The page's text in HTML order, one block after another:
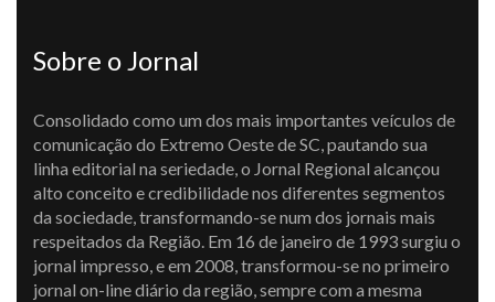
Sobre o Jornal
Consolidado como um dos mais importantes veículos de
comunicação do Extremo Oeste de SC, pautando sua
linha editorial na seriedade, o Jornal Regional alcançou
alto conceito e credibilidade nos diferentes segmentos
da sociedade, transformando-se num dos jornais mais
respeitados da Região. Em 16 de janeiro de 1993 surgiu o
jornal impresso, e em 2008, transformou-se no primeiro
jornal on-line diário da região, sempre com a mesma